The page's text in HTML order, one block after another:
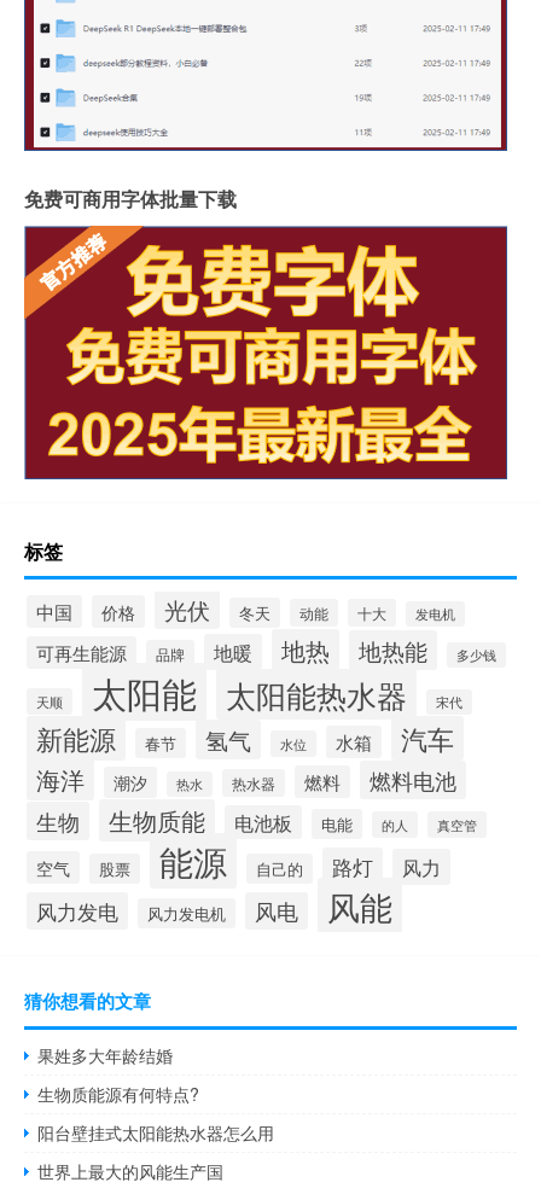
免费可商用字体批量下载
标签
中国 价格 光伏 冬天 动能 十大 发电机
可再生能源 品牌 地暖 地热 地热能 多少钱
天顺 太阳能 太阳能热水器 宋代
新能源 春节 氢气 水位 水箱 汽车
海洋 潮汐 热水 热水器 燃料
燃料电池
生物
生物质能 电池板 电能 的人 真空管
空气 股票 能源 自己的 路灯 风力
风力发电 风力发电机 风电 风能
猜你想看的文章
果姓多大年龄结婚
生物质能源有何特点?
阳台壁挂式太阳能热水器怎么用
世界上最大的风能生产国